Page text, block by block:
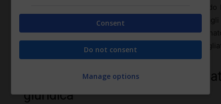
In alcune aziende, il cambio di passo avviene
nuovi processi, sedendosi letteralmente accanto
incomprensioni. È un approccio più vicino a un
invece di limitarsi a scrivere il regolamento negli
Errore umano o difetto
giuridica
Consent
Do not consent
Manage options